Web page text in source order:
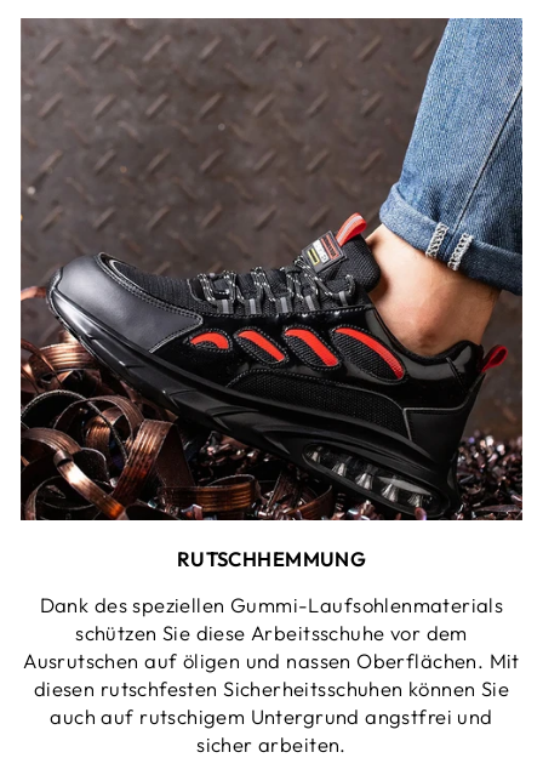
RUTSCHHEMMUNG
Dank des speziellen Gummi-Laufsohlenmaterials
schützen Sie diese Arbeitsschuhe vor dem
Ausrutschen auf öligen und nassen Oberflächen. Mit
diesen rutschfesten Sicherheitsschuhen können Sie
auch auf rutschigem Untergrund angstfrei und
sicher arbeiten.